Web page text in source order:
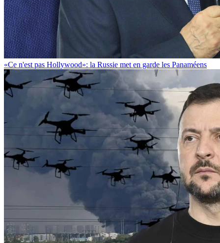
«Ce n'est pas Hollywood»: la Russie met en garde les Panaméens